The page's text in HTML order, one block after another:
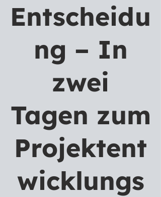
Entscheidu
ng – In
zwei
Tagen zum
Projektent
wicklungs